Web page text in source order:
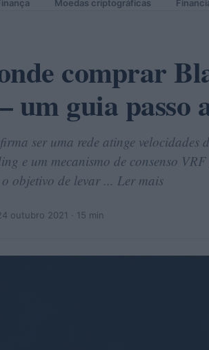
Moedas criptográficas
comprar
um guia passo
ser uma rede atinge velocidades
e um mecanismo de consenso
objetivo de levar ... Ler mais
outubro 2021 · 15 min